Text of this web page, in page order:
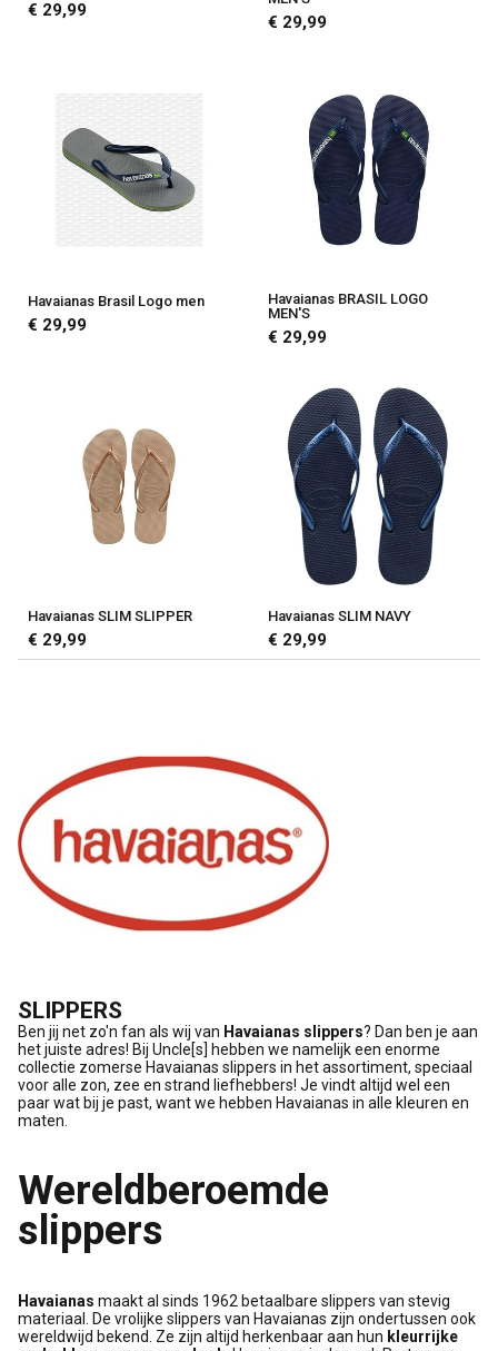
€ 29,99
€ 29,99
Havaianas Brasil Logo men
€ 29,99
Havaianas BRASIL LOGO
MEN'S
€ 29,99
Havaianas SLIM SLIPPER
€ 29,99
Havaianas SLIM NAVY
€ 29,99
SLIPPERS
Ben jij net zo'n fan als wij van Havaianas slippers? Dan ben je aan
het juiste adres! Bij Uncle[s] hebben we namelijk een enorme
collectie zomerse Havaianas slippers in het assortiment, speciaal
voor alle zon, zee en strand liefhebbers! Je vindt altijd wel een
paar wat bij je past, want we hebben Havaianas in alle kleuren en
maten.
Wereldberoemde
slippers
Havaianas maakt al sinds 1962 betaalbare slippers van stevig
materiaal. De vrolijke slippers van Havaianas zijn ondertussen ook
wereldwijd bekend. Ze zijn altijd herkenbaar aan hun kleurrijke